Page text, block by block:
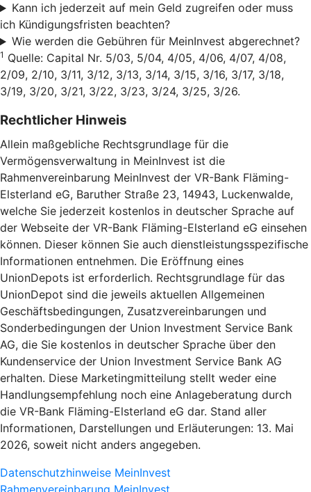
Kann ich jederzeit auf mein Geld zugreifen oder muss
ich Kündigungsfristen beachten?
Wie werden die Gebühren für MeinInvest abgerechnet?
1 Quelle: Capital Nr. 5/03, 5/04, 4/05, 4/06, 4/07, 4/08,
2/09, 2/10, 3/11, 3/12, 3/13, 3/14, 3/15, 3/16, 3/17, 3/18,
3/19, 3/20, 3/21, 3/22, 3/23, 3/24, 3/25, 3/26.
Rechtlicher Hinweis
Allein maßgebliche Rechtsgrundlage für die
Vermögensverwaltung in MeinInvest ist die
Rahmenvereinbarung MeinInvest der VR-Bank Fläming-
Elsterland eG, Baruther Straße 23, 14943, Luckenwalde,
welche Sie jederzeit kostenlos in deutscher Sprache auf
der Webseite der VR-Bank Fläming-Elsterland eG einsehen
können. Dieser können Sie auch dienstleistungsspezifische
Informationen entnehmen. Die Eröffnung eines
UnionDepots ist erforderlich. Rechtsgrundlage für das
UnionDepot sind die jeweils aktuellen Allgemeinen
Geschäftsbedingungen, Zusatzvereinbarungen und
Sonderbedingungen der Union Investment Service Bank
AG, die Sie kostenlos in deutscher Sprache über den
Kundenservice der Union Investment Service Bank AG
erhalten. Diese Marketingmitteilung stellt weder eine
Handlungsempfehlung noch eine Anlageberatung durch
die VR-Bank Fläming-Elsterland eG dar. Stand aller
Informationen, Darstellungen und Erläuterungen: 13. Mai
2026, soweit nicht anders angegeben.
Datenschutzhinweise MeinInvest